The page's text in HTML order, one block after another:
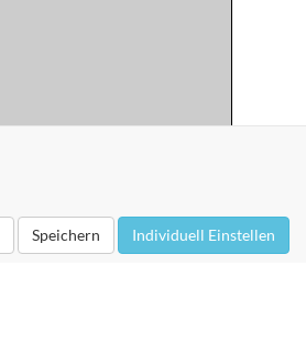
Speichern Individuell Einstellen